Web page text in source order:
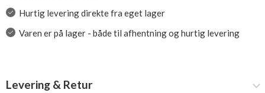
Hurtig levering direkte fra eget lager
Varen er på lager - både til afhentning og hurtig levering
Levering & Retur